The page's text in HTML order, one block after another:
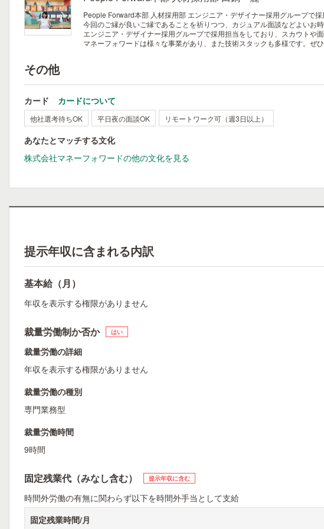
People Forward本部 人材採用部 エンジニア・デザイナー採用グループで
今回のご縁が良いご縁であることを祈りつつ、カジュアル面談などよいお時
エンジニア・デザイナー採用グループで採用担当をしており、スカウトや面
マネーフォワードは様々な事業があり、また技術スタックも多様です。ぜ
その他
カード カードについて
他社選考待ちOK 平日夜の面談OK リモートワーク可（週3日以上）
あなたとマッチする文化
株式会社マネーフォワードの他の文化を見る
提示年収に含まれる内訳
基本給（月）
年収を表示する権限がありません
裁量労働制か否か はい
裁量労働の詳細
年収を表示する権限がありません
裁量労働の種別
専門業務型
裁量労働時間
9時間
固定残業代（みなし含む） 提示年収に含む
時間外労働の有無に関わらず以下を時間外手当として支給
固定残業時間/月